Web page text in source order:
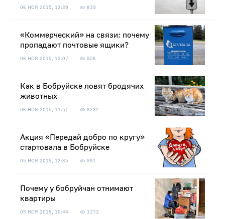
06 НОЯ 2015, 13:39 839
«Коммерческий» на связи: почему
пропадают почтовые ящики?
06 НОЯ 2015, 13:07 926
Как в Бобруйске ловят бродячих
животных
06 НОЯ 2015, 11:51 8232
Акция «Передай добро по кругу»
стартовала в Бобруйске
05 НОЯ 2015, 12:35 991
Почему у бобруйчан отнимают
квартиры
05 НОЯ 2015, 10:44 1272